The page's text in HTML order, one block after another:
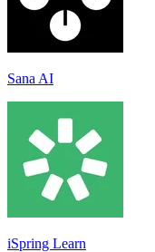
Sana AI
iSpring Learn